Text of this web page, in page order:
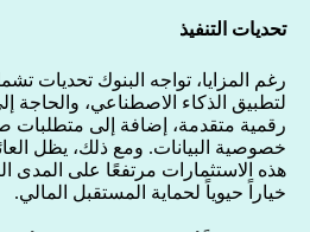
تحديات التنفيذ
رغم المزايا، تواجه البنوك تحديات
لتطبيق الذكاء الاصطناعي، والحاجة
رقمية متقدمة، إضافة إلى متطلبات
خصوصية البيانات. ومع ذلك، يظل
هذه الاستثمارات مرتفعًا على المدى
خياراً حيوياً لحماية المستقبل المالي.